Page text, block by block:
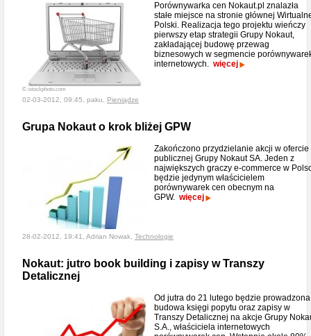
© istockphoto.com
Porównywarka cen Nokaut.pl znalazła
stałe miejsce na stronie głównej
Polski. Realizacja tego projektu wieńczy
pierwszy etap strategii Grupy Nokaut,
zakładającej budowę przewag
biznesowych w segmencie
internetowych. więcej
02-03-2012, 09:45, paku, Pieniądze
Grupa Nokaut o krok bliżej GPW
Zakończono przydzielanie akcji w ofercie
publicznej Grupy Nokaut SA. Jeden z
największych graczy e-commerce w
będzie jedynym właścicielem
porównywarek cen obecnym na
GPW. więcej
28-02-2012, 19:41, Adrian Nowak, Technologie
Nokaut: jutro book building i zapisy w Transzy
Detalicznej
Od jutra do 21 lutego będzie prowadzona
budowa księgi popytu oraz zapisy w
Transzy Detalicznej na akcje Grupy
S.A., właściciela internetowych